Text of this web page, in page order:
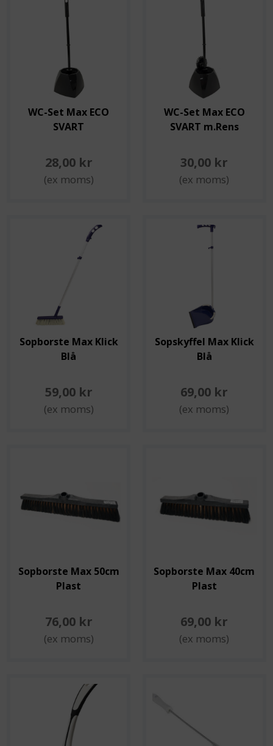
WC-Set Max ECO
SVART
28,00 kr
(ex moms)
WC-Set Max ECO
SVART m.Rens
30,00 kr
(ex moms)
Sopborste Max Klick
Blå
59,00 kr
(ex moms)
Sopskyffel Max Klick
Blå
69,00 kr
(ex moms)
Sopborste Max 50cm
Plast
76,00 kr
(ex moms)
Sopborste Max 40cm
Plast
69,00 kr
(ex moms)